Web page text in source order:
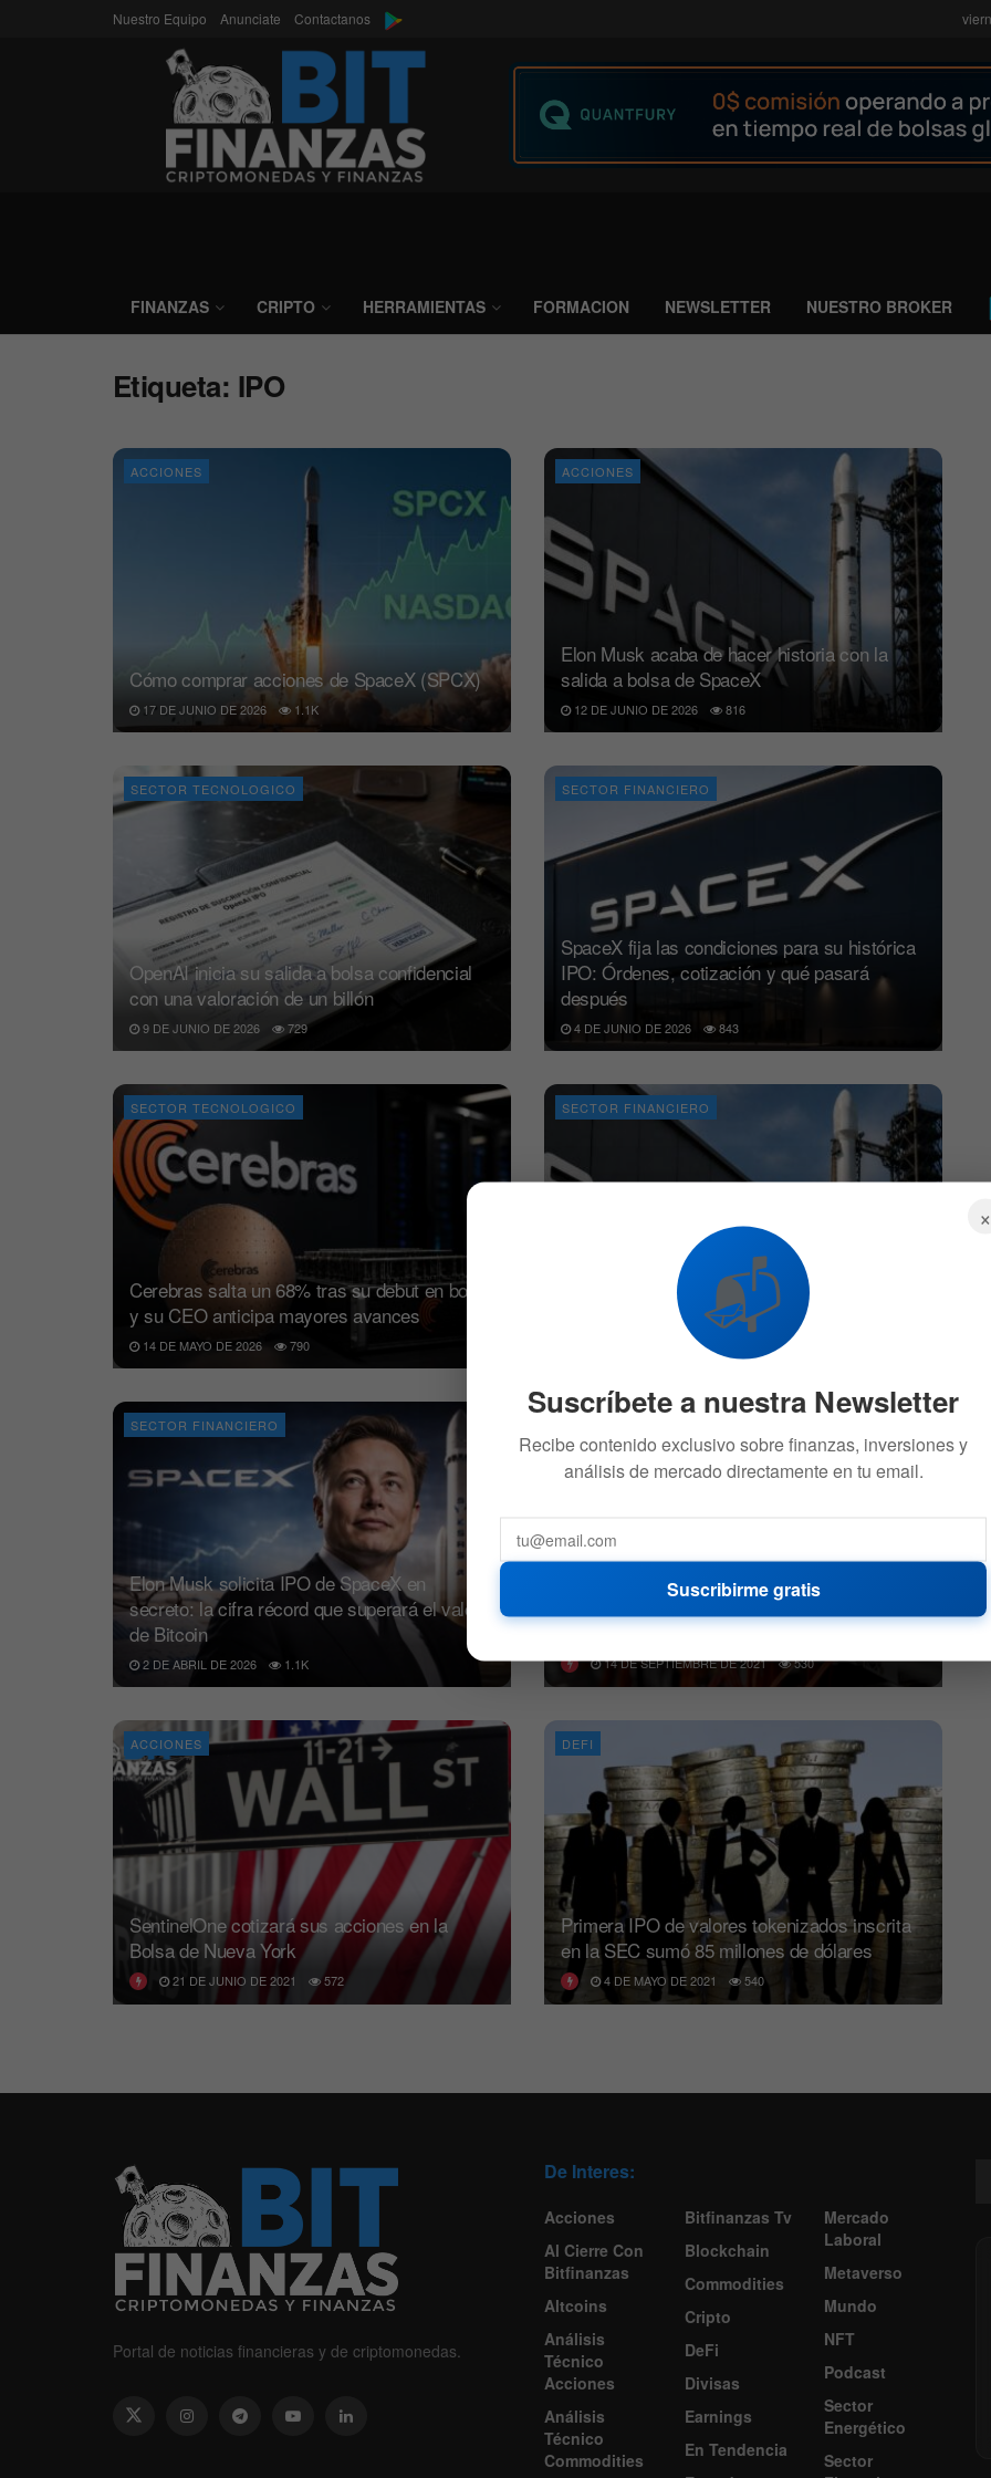
Nuestro Equipo Anunciate Contactanos
FINANZAS CRIPTO HERRAMIENTAS FORMACION NEWSLETTER NUESTRO BROKER
Etiqueta: IPO
ACCIONES
Cómo comprar acciones de SpaceX (SPCX)
17 DE JUNIO DE 2026 1.1K
ACCIONES
Elon Musk acaba de hacer historia con la
salida a bolsa de SpaceX
12 DE JUNIO DE 2026 816
SECTOR TECNOLOGICO
OpenAI inicia su salida a bolsa confidencial
con una valoración de un billón
9 DE JUNIO DE 2026 729
SECTOR FINANCIERO
SpaceX fija las condiciones para su histórica
IPO: Órdenes, cotización y qué pasará
después
4 DE JUNIO DE 2026 843
SECTOR TECNOLOGICO
Cerebras salta un 68% tras su debut en bolsa
y su CEO anticipa mayores avances
14 DE MAYO DE 2026 790
SECTOR FINANCIERO
SpaceX revela su arma secreta para la IPO:
el factor tras su valoración de 2 billones
SECTOR FINANCIERO
Elon Musk solicita IPO de SpaceX en
secreto: la cifra récord que superará el valor
de Bitcoin
2 DE ABRIL DE 2026 1.1K
Argo Blockchain lanza oferta pública inicial en
Nasdaq
14 DE SEPTIEMBRE DE 2021 530
ACCIONES
SentinelOne cotizará sus acciones en la
Bolsa de Nueva York
21 DE JUNIO DE 2021 572
DEFI
Primera IPO de valores tokenizados inscrita
en la SEC sumó 85 millones de dólares
4 DE MAYO DE 2021 540
Portal de noticias financieras y de criptomonedas.
De Interes:
Acciones
Al Cierre Con
Bitfinanzas
Altcoins
Análisis
Técnico
Acciones
Análisis
Técnico
Commodities
Bitfinanzas Tv
Blockchain
Commodities
Cripto
DeFi
Divisas
Earnings
En Tendencia
Mercado
Laboral
Metaverso
Mundo
NFT
Podcast
Sector
Energético
Sector
×
📬
Suscríbete a nuestra Newsletter
Recibe contenido exclusivo sobre finanzas, inversiones y
análisis de mercado directamente en tu email.
Suscribirme gratis